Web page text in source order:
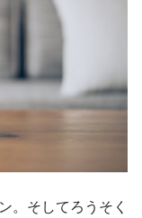
。そしてろうそく